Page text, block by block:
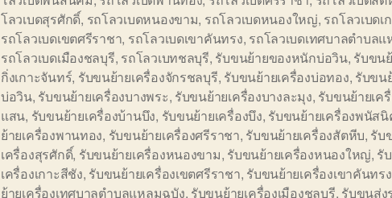
โลวเบดสุรศักดิ์, รถโลวเบดหนองขาม, รถโลวเบดหนองใหญ่, รถโลวเบดเ
รถโลวเบดเขตศรีราชา, รถโลวเบดเขาคันทรง, รถโลวเบดเทศบาลตำบล
รถโลวเบดเมืองชลบุรี, รถโลวเบทชลบุรี, รับขนย้ายของหนักบ่อวิน, รับขน
กิ่งเกาะจันทร์, รับขนย้ายเครื่องจักรชลบุรี, รับขนย้ายเครื่องบ่อทอง, รับขน
บ่อวิน, รับขนย้ายเครื่องบางพระ, รับขนย้ายเครื่องบางละมุง, รับขนย้ายเค
แสน, รับขนย้ายเครื่องบ้านบึง, รับขนย้ายเครื่องบึง, รับขนย้ายเครื่องพนัส
ย้ายเครื่องพานทอง, รับขนย้ายเครื่องศรีราชา, รับขนย้ายเครื่องสัตหีบ, รับ
เครื่องสุรศักดิ์, รับขนย้ายเครื่องหนองขาม, รับขนย้ายเครื่องหนองใหญ่, รั
เครื่องเกาะสีชัง, รับขนย้ายเครื่องเขตศรีราชา, รับขนย้ายเครื่องเขาคันทรง
ย้ายเครื่องเทศบาลตำบลแหลมฉบัง, รับขนย้ายเครื่องเมืองชลบุรี, รับขนส่ง